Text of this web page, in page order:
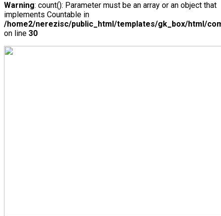
Warning: count(): Parameter must be an array or an object that
implements Countable in
/home2/nerezisc/public_html/templates/gk_box/html/
on line 30